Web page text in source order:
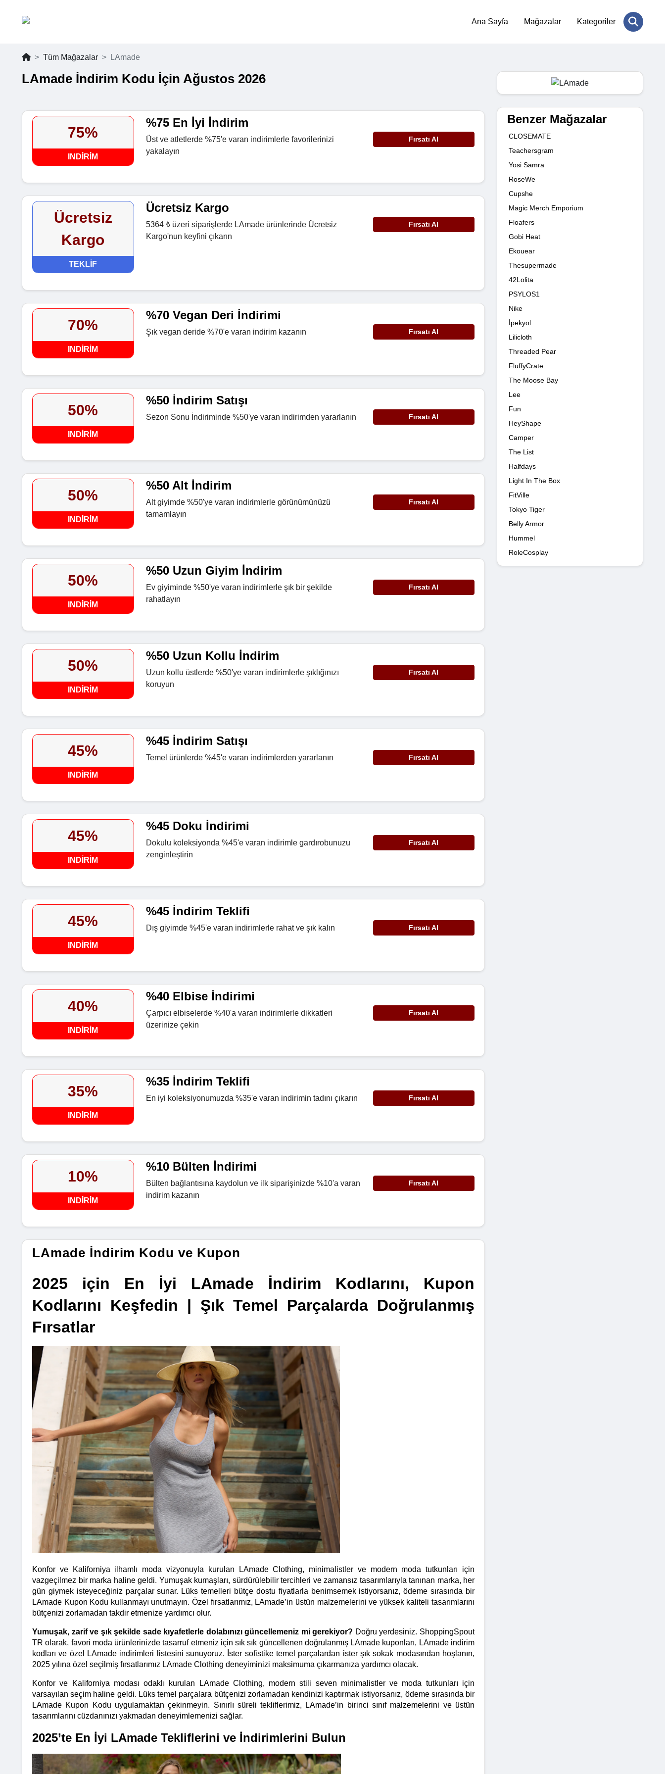
Ana Sayfa Mağazalar Kategoriler
Tüm Mağazalar LAmade
LAmade İndirim Kodu İçin Ağustos 2026
75%
INDIRIM
%75 En İyi İndirim
Üst ve atletlerde %75'e varan indirimlerle favorilerinizi
yakalayın
Fırsatı Al
Ücretsiz
Kargo
TEKLIF
Ücretsiz Kargo
5364 ₺ üzeri siparişlerde LAmade ürünlerinde Ücretsiz
Kargo'nun keyfini çıkarın
Fırsatı Al
70%
INDIRIM
%70 Vegan Deri İndirimi
Şık vegan deride %70'e varan indirim kazanın Fırsatı Al
50%
INDIRIM
%50 İndirim Satışı
Sezon Sonu İndiriminde %50'ye varan indirimden yararlanın Fırsatı Al
50%
INDIRIM
%50 Alt İndirim
Alt giyimde %50'ye varan indirimlerle görünümünüzü
tamamlayın
Fırsatı Al
50%
INDIRIM
%50 Uzun Giyim İndirim
Ev giyiminde %50'ye varan indirimlerle şık bir şekilde
rahatlayın
Fırsatı Al
50%
INDIRIM
%50 Uzun Kollu İndirim
Uzun kollu üstlerde %50'ye varan indirimlerle şıklığınızı
koruyun
Fırsatı Al
45%
INDIRIM
%45 İndirim Satışı
Temel ürünlerde %45'e varan indirimlerden yararlanın Fırsatı Al
45%
INDIRIM
%45 Doku İndirimi
Dokulu koleksiyonda %45'e varan indirimle gardırobunuzu
zenginleştirin
Fırsatı Al
45%
INDIRIM
%45 İndirim Teklifi
Dış giyimde %45'e varan indirimlerle rahat ve şık kalın Fırsatı Al
40%
INDIRIM
%40 Elbise İndirimi
Çarpıcı elbiselerde %40'a varan indirimlerle dikkatleri
üzerinize çekin
Fırsatı Al
35%
INDIRIM
%35 İndirim Teklifi
En iyi koleksiyonumuzda %35'e varan indirimin tadını çıkarın Fırsatı Al
10%
INDIRIM
%10 Bülten İndirimi
Bülten bağlantısına kaydolun ve ilk siparişinizde %10'a varan
indirim kazanın
Fırsatı Al
LAmade İndirim Kodu ve Kupon
2025 için En İyi LAmade İndirim Kodlarını, Kupon
Kodlarını Keşfedin | Şık Temel Parçalarda Doğrulanmış
Fırsatlar
Konfor ve Kaliforniya ilhamlı moda vizyonuyla kurulan LAmade Clothing, minimalistler ve modern moda tutkunları için
vazgeçilmez bir marka haline geldi. Yumuşak kumaşları, sürdürülebilir tercihleri ve zamansız tasarımlarıyla tanınan marka, her
gün giymek isteyeceğiniz parçalar sunar. Lüks temelleri bütçe dostu fiyatlarla benimsemek istiyorsanız, ödeme sırasında bir
LAmade Kupon Kodu kullanmayı unutmayın. Özel fırsatlarımız, LAmade’in üstün malzemelerini ve yüksek kaliteli tasarımlarını
bütçenizi zorlamadan takdir etmenize yardımcı olur.
Yumuşak, zarif ve şık şekilde sade kıyafetlerle dolabınızı güncellemeniz mi gerekiyor? Doğru yerdesiniz. ShoppingSpout
TR olarak, favori moda ürünlerinizde tasarruf etmeniz için sık sık güncellenen doğrulanmış LAmade kuponları, LAmade indirim
kodları ve özel LAmade indirimleri listesini sunuyoruz. İster sofistike temel parçalardan ister şık sokak modasından hoşlanın,
2025 yılına özel seçilmiş fırsatlarımız LAmade Clothing deneyiminizi maksimuma çıkarmanıza yardımcı olacak.
Konfor ve Kaliforniya modası odaklı kurulan LAmade Clothing, modern stili seven minimalistler ve moda tutkunları için
varsayılan seçim haline geldi. Lüks temel parçalara bütçenizi zorlamadan kendinizi kaptırmak istiyorsanız, ödeme sırasında bir
LAmade Kupon Kodu uygulamaktan çekinmeyin. Sınırlı süreli tekliflerimiz, LAmade’in birinci sınıf malzemelerini ve üstün
tasarımlarını cüzdanınızı yakmadan deneyimlemenizi sağlar.
2025’te En İyi LAmade Tekliflerini ve İndirimlerini Bulun
Benzer Mağazalar
CLOSEMATE
Teachersgram
Yosi Samra
RoseWe
Cupshe
Magic Merch Emporium
Floafers
Gobi Heat
Ekouear
Thesupermade
42Lolita
PSYLOS1
Nike
İpekyol
Lilicloth
Threaded Pear
FluffyCrate
The Moose Bay
Lee
Fun
HeyShape
Camper
The List
Halfdays
Light In The Box
FitVille
Tokyo Tiger
Belly Armor
Hummel
RoleCosplay